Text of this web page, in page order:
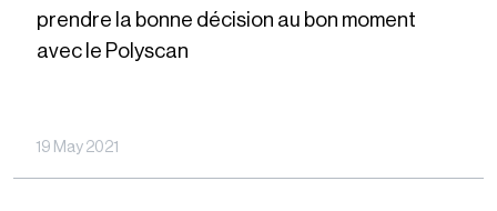
fermentaires
collage
prendre
prendre la bonne décision au bon moment
avec le Polyscan
19 May 2021